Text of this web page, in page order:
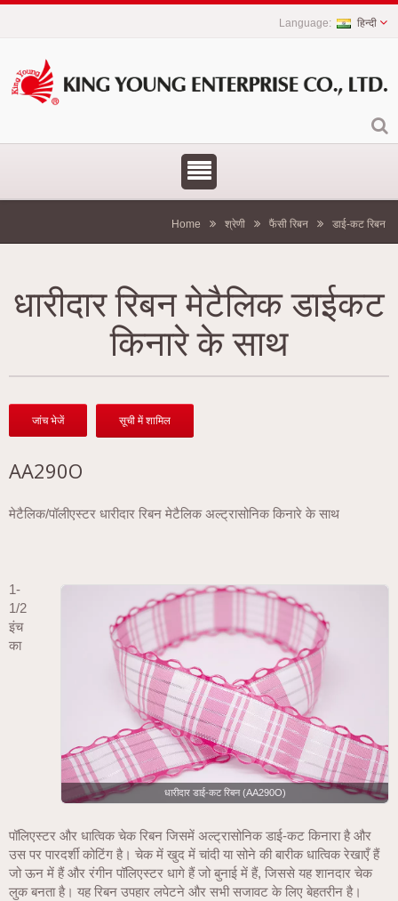
हिन्दी
Home श्रेणी फैंसी रिबन डाई-कट रिबन
धारीदार रिबन मेटैलिक डाईकट
किनारे के साथ
जांच भेजें सूची में शामिल
AA290O
मेटैलिक/पॉलीएस्टर धारीदार रिबन मेटैलिक अल्ट्रासोनिक किनारे के साथ
धारीदार डाई-कट रिबन (AA290O)
1-
1/2
इंच
का
पॉलिएस्टर और धात्विक चेक रिबन जिसमें अल्ट्रासोनिक डाई-कट किनारा है और
उस पर पारदर्शी कोटिंग है। चेक में खुद में चांदी या सोने की बारीक धात्विक रेखाएँ हैं
जो ऊन में हैं और रंगीन पॉलिएस्टर धागे हैं जो बुनाई में हैं, जिससे यह शानदार चेक
लुक बनता है। यह रिबन उपहार लपेटने और सभी सजावट के लिए बेहतरीन है।